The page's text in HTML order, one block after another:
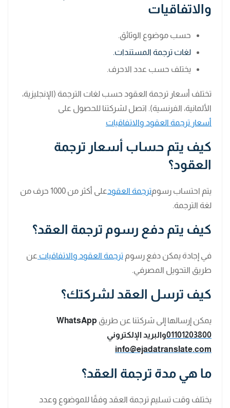
والاتفاقيات
حسب موضوع الوثائق.
لغات ترجمة المستندات.
يختلف حسب عدد الاحرف.
تختلف أسعار ترجمة العقود حسب لغات الترجمة (الإنجليزية،
الألمانية، الفرنسية). اتصل لشركتنا للحصول على
أسعار ترجمة العقود والاتفاقيات
كيف يتم حساب أسعار ترجمة
العقود؟
يتم احتساب رسومترجمة العقود
على أكثر من 1000 حرف من
لغة الترجمة.
كيف يتم دفع رسوم ترجمة العقد؟
في إجادة يمكن دفع رسوم ترجمة العقود والاتفاقيات عن
طريق التحويل المصرفي.
كيف ترسل العقد لشركتك؟
يمكن إرسالها إلى شركتنا عن طريق WhatsApp
01101203800والبريد الإلكتروني
info@ejadatranslate.com
ما هي مدة ترجمة العقد؟
يختلف وقت تسليم ترجمة العقد وفقًا للموضوع وعدد